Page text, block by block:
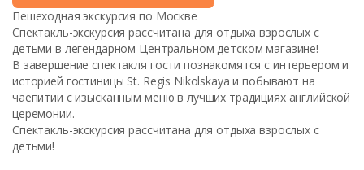
Пешеходная экскурсия по Москве
Спектакль-экскурсия рассчитана для отдыха взрослых с
детьми в легендарном Центральном детском магазине!
В завершение спектакля гости познакомятся с интерьером и
историей гостиницы St. Regis Nikolskaya и побывают на
чаепитии с изысканным меню в лучших традициях английской
церемонии.
Спектакль-экскурсия рассчитана для отдыха взрослых с
детьми!